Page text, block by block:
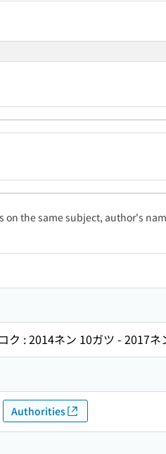
the same subject, author's
ク : 2014ネン 10ガツ - 2017ネ
Authorities